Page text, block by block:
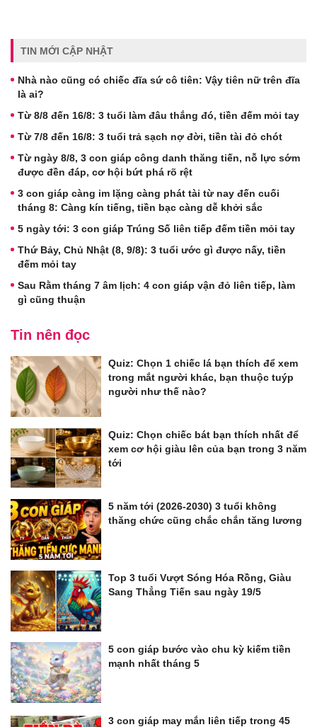
TIN MỚI CẬP NHẬT
Nhà nào cũng có chiếc đĩa sứ cô tiên: Vậy tiên nữ trên đĩa
là ai?
Từ 8/8 đến 16/8: 3 tuổi làm đâu thắng đó, tiền đếm mỏi tay
Từ 7/8 đến 16/8: 3 tuổi trả sạch nợ đời, tiền tài đỏ chót
Từ ngày 8/8, 3 con giáp công danh thăng tiến, nỗ lực sớm
được đền đáp, cơ hội bứt phá rõ rệt
3 con giáp càng im lặng càng phát tài từ nay đến cuối
tháng 8: Càng kín tiếng, tiền bạc càng dễ khởi sắc
5 ngày tới: 3 con giáp Trúng Số liên tiếp đếm tiền mỏi tay
Thứ Bảy, Chủ Nhật (8, 9/8): 3 tuổi ước gì được nấy, tiền
đếm mỏi tay
Sau Rằm tháng 7 âm lịch: 4 con giáp vận đỏ liên tiếp, làm
gì cũng thuận
Tin nên đọc
Quiz: Chọn 1 chiếc lá bạn thích để xem
trong mắt người khác, bạn thuộc tuýp
người như thế nào?
Quiz: Chọn chiếc bát bạn thích nhất để
xem cơ hội giàu lên của bạn trong 3 năm
tới
5 năm tới (2026-2030) 3 tuổi không
thăng chức cũng chắc chắn tăng lương
Top 3 tuổi Vượt Sóng Hóa Rồng, Giàu
Sang Thẳng Tiến sau ngày 19/5
5 con giáp bước vào chu kỳ kiếm tiền
mạnh nhất tháng 5
3 con giáp may mắn liên tiếp trong 45